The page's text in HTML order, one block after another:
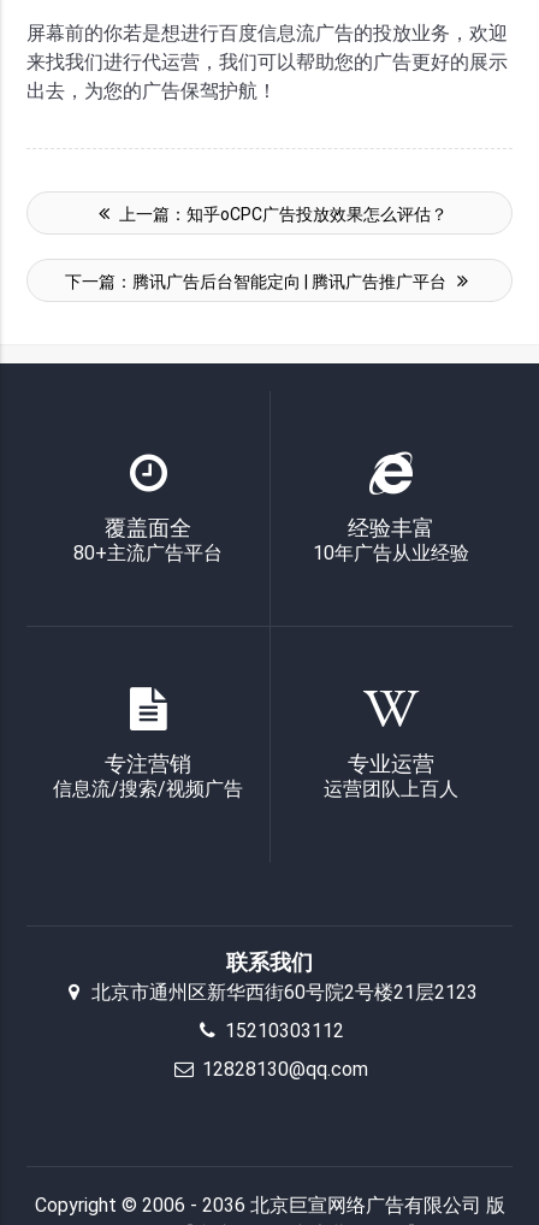
屏幕前的你若是想进行百度信息流广告的投放业务，欢迎
来找我们进行代运营，我们可以帮助您的广告更好的展示
出去，为您的广告保驾护航！
上一篇：知乎oCPC广告投放效果怎么评估？
下一篇： 腾讯广告后台智能定向 | 腾讯广告推广平台
覆盖面全
80+主流广告平台
经验丰富
10年广告从业经验
专注营销
信息流/搜索/视频广告
专业运营
运营团队上百人
联系我们
北京市通州区新华西街60号院2号楼21层2123
15210303112
12828130@qq.com
Copyright © 2006 - 2036 北京巨宣网络广告有限公司 版